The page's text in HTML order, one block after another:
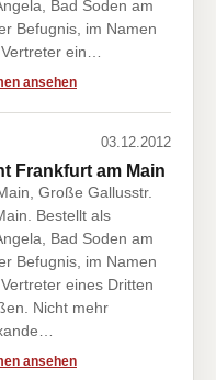
Bad Soden am
Befugnis, im Namen
ein…
ansehen
03.12.2012
Frankfurt am Main
Große Gallusstr.
Bestellt als
Bad Soden am
Befugnis, im Namen
eines Dritten
Nicht mehr
ansehen